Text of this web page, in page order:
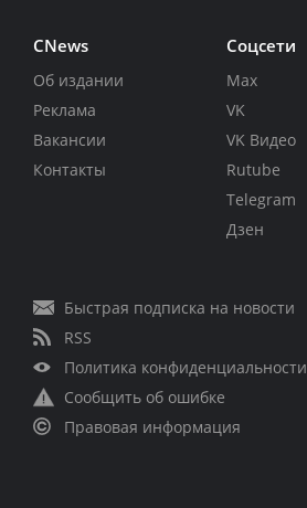
CNews
Об издании
Реклама
Вакансии
Контакты
Соцсети
Max
VK
VK Видео
Rutube
Telegram
Дзен
Быстрая подписка на новости
RSS
Политика конфиденциальности
Сообщить об ошибке
Правовая информация